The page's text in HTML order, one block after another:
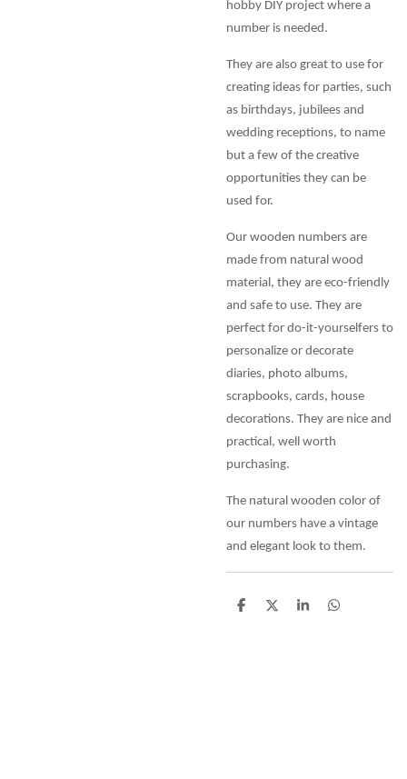
hobby DIY project where a
number is needed.
They are also great to use for
creating ideas for parties, such
as birthdays, jubilees and
wedding receptions, to name
but a few of the creative
opportunities they can be
used for.
Our wooden numbers are
made from natural wood
material, they are eco-friendly
and safe to use. They are
perfect for do-it-yourselfers to
personalize or decorate
diaries, photo albums,
scrapbooks, cards, house
decorations. They are nice and
practical, well worth
purchasing.
The natural wooden color of
our numbers have a vintage
and elegant look to them.
D
D
S
D